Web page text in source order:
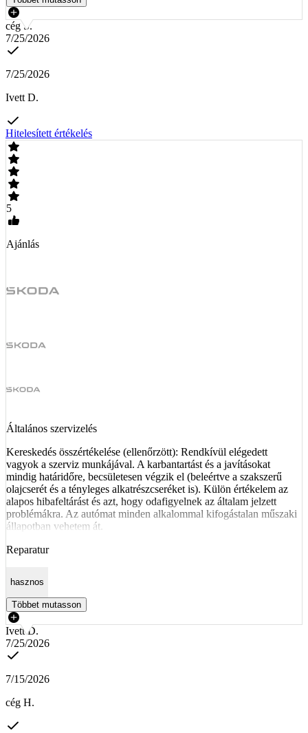
cég S.
7/25/2026
7/25/2026
Ivett D.
Hitelesített értékelés
5
Ajánlás
Általános szervizelés
Kereskedés összértékelése (ellenőrzött): Rendkívül elégedett
vagyok a szerviz munkájával. A karbantartást és a javításokat
mindig határidőre, becsületesen végzik el (beleértve a szakszerű
olajcserét és a tényleges alkatrészcseréket is). Külön értékelem az
alapos hibafeltárást és azt, hogy odafigyelnek az általam jelzett
problémákra. Az autómat minden alkalommal kifogástalan műszaki
állapotban vehetem át.
Reparatur
hasznos
Többet mutasson
Ivett D.
7/25/2026
7/15/2026
cég H.